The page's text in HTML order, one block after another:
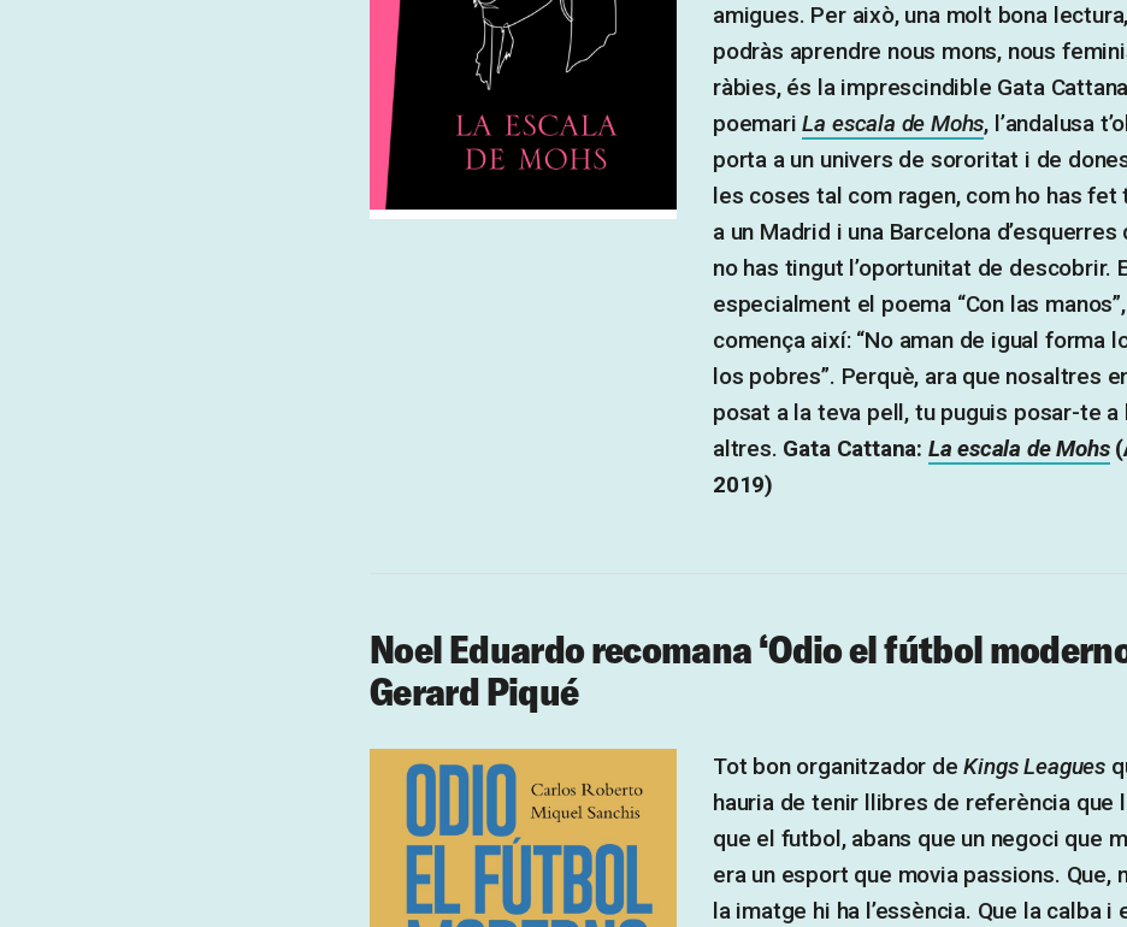
amigues. Per això, una molt bona
podràs aprendre nous mons, nous
ràbies, és la imprescindible Gata
poemariLa escala de Mohs, l’andalusa
porta a un univers de sororitat i de
les coses tal com ragen, com ho has fet
a un Madrid i una Barcelona
no has tingut l’oportunitat de descobrir.
especialment el poema “Con las
comença així: “No aman de igual forma
los pobres”. Perquè, ara que nosaltres
posat a la teva pell, tu puguis posar-te a
altres. Gata Cattana: La escala de Mohs
2019)
Noel Eduardo recomana ‘Odio el fútbol
Gerard Piqué
Tot bon organitzador deKings Leagues
hauria de tenir llibres de referència que
que el futbol, abans que un negoci que
era un esport que movia passions. Que,
la imatge hi ha l’essència. Que la calba